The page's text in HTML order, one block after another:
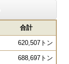
合計
620,507トン
688,697トン